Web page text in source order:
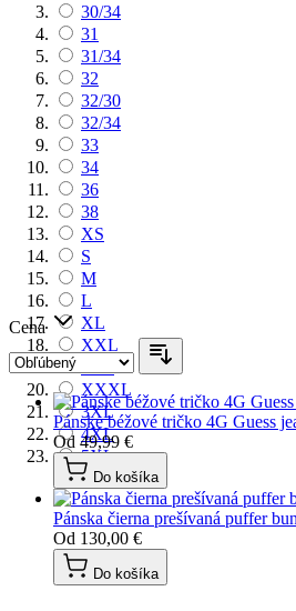
30/34
31
31/34
32
32/30
32/34
33
34
36
38
XS
S
M
L
XL
XXL
XXXL
3XL
4XL
5XL
Cena
Pánske béžové tričko 4G Guess
Od 49,99 €
Do košíka
Pánska čierna prešívaná puffer
Od 130,00 €
Do košíka